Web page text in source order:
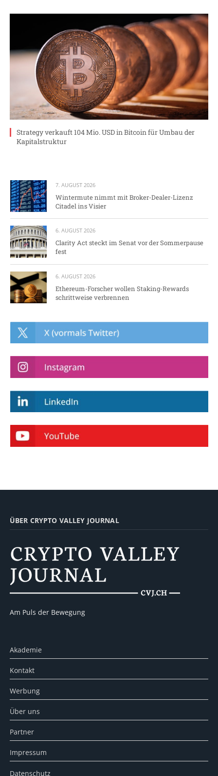
Strategy verkauft 104 Mio. USD in Bitcoin für Umbau der
Kapitalstruktur
7. AUGUST 2026
Wintermute nimmt mit Broker-Dealer-Lizenz
Citadel ins Visier
6. AUGUST 2026
Clarity Act steckt im Senat vor der Sommerpause
fest
6. AUGUST 2026
Ethereum-Forscher wollen Staking-Rewards
schrittweise verbrennen
ÜBER CRYPTO VALLEY JOURNAL
Am Puls der Bewegung
Akademie
Kontakt
Werbung
Über uns
Partner
Impressum
Datenschutz